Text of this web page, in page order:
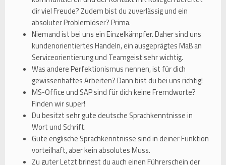
dir viel Freude? Zudem bist du zuverlässig und ein
absoluter Problemlöser? Prima.
Niemand ist bei uns ein Einzelkämpfer. Daher sind uns
kundenorientiertes Handeln, ein ausgeprägtes Maß an
Serviceorientierung und Teamgeist sehr wichtig.
Was andere Perfektionismus nennen, ist für dich
gewissenhaftes Arbeiten? Dann bist du bei uns richtig!
MS-Office und SAP sind für dich keine Fremdworte?
Finden wir super!
Du besitzt sehr gute deutsche Sprachkenntnisse in
Wort und Schrift.
Gute englische Sprachkenntnisse sind in deiner Funktion
vorteilhaft, aber kein absolutes Muss.
Zu guter Letzt bringst du auch einen Führerschein der